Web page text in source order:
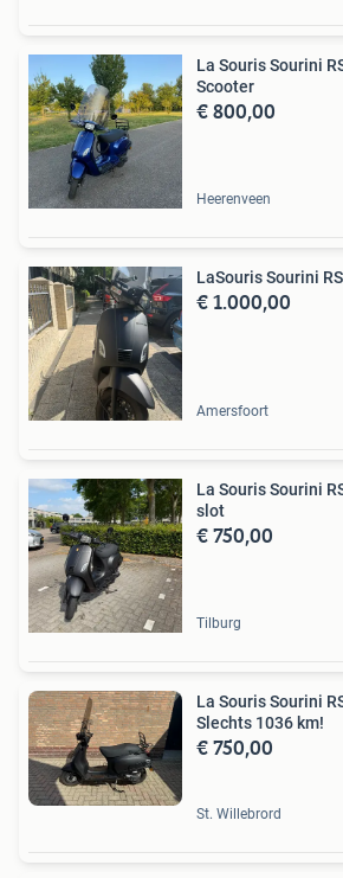
La Souris Sourini
Scooter
€ 800,00
Heerenveen
LaSouris Sourini RS
€ 1.000,00
Amersfoort
La Souris Sourini
slot
€ 750,00
Tilburg
La Souris Sourini
Slechts 1036 km!
€ 750,00
St. Willebrord